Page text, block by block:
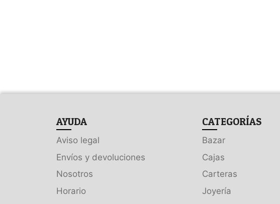
AYUDA
Aviso legal
Envíos y devoluciones
Nosotros
Horario
CATEGORÍAS
Bazar
Cajas
Carteras
Joyería